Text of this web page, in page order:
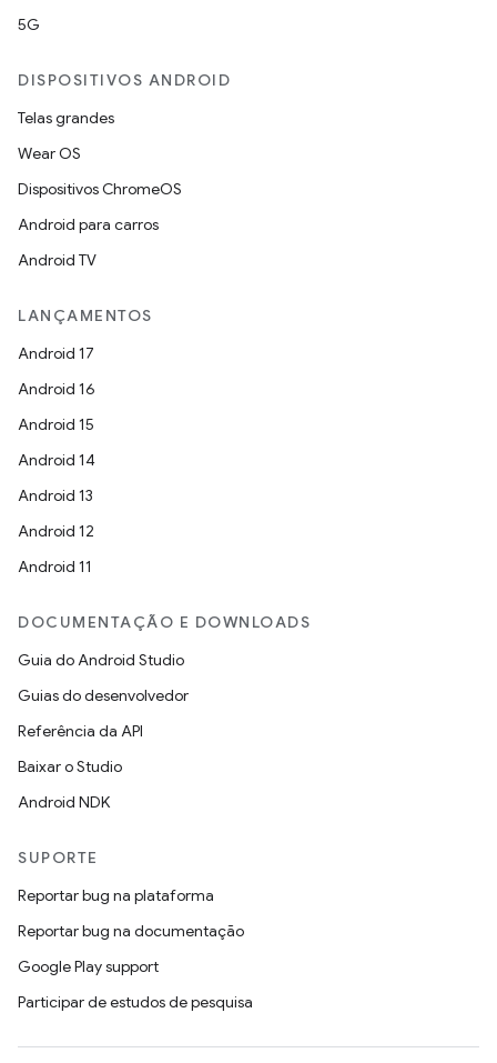
5G
DISPOSITIVOS ANDROID
Telas grandes
Wear OS
Dispositivos ChromeOS
Android para carros
Android TV
LANÇAMENTOS
Android 17
Android 16
Android 15
Android 14
Android 13
Android 12
Android 11
DOCUMENTAÇÃO E DOWNLOADS
Guia do Android Studio
Guias do desenvolvedor
Referência da API
Baixar o Studio
Android NDK
SUPORTE
Reportar bug na plataforma
Reportar bug na documentação
Google Play support
Participar de estudos de pesquisa